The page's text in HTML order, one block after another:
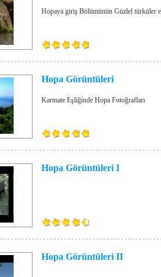
Hopaya giriş Bölümünün Güzlel türküler
Hopa Görüntüleri
Karmate Eşliğinde Hopa Fotoğrafları
Hopa Görüntüleri I
Hopa Görüntüleri II